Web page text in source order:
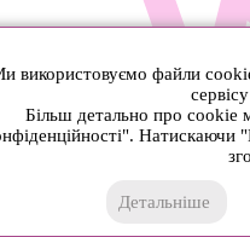
використовуємо файли
Більш детально про cookie
Натискаючи
Детальніше